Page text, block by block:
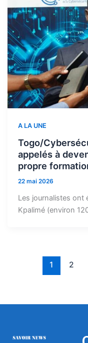
A LA UNE
Togo/
appelés à
propre
22 mai 2026
Les journalistes ont
Kpalimé (environ
1 2